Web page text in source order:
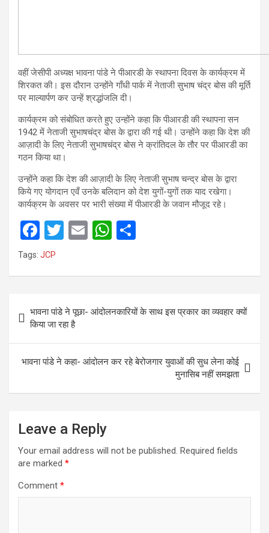
वहीं जेसीपी अध्यक्ष भावना पांडे ने पीआरडी के स्थापना दिवस के कार्यक्रम में
शिरकत की। इस दौरान उन्होंने गाँधी पार्क में नेताजी सुभाष चंद्र बोस की मूर्ति
पर माल्यार्पण कर उन्हें श्रद्धांजलि दी।
कार्यक्रम को संबोधित करते हुए उन्होंने कहा कि पीआरडी की स्थापना सन
1942 में नेताजी सुभाषचंद्र बोस के द्वारा की गई थी। उन्होंने कहा कि देश की
आज़ादी के लिए नेताजी सुभाषचंद्र बोस ने क्रांतिदल के तौर पर पीआरडी का
गठन किया था।
उन्होंने कहा कि देश की आज़ादी के लिए नेताजी सुभाष चन्द्र बोस के द्वारा
किये गए योगदान एवँ उनके बलिदान को देश युगों-युगों तक याद रखेगा।
कार्यक्रम के अवसर पर भारी संख्या में पीआरडी के जवान मौजूद रहे।
F
a
o
o
k
T
E
W
A
p
Tags: JCP
navigation
भावना पांडे ने पूछा- आंदोलनकारियों के साथ इस प्रकार का व्यवहार क्यों
किया जा रहा है
भावना पांडे ने कहा- आंदोलन कर रहे बेरोजगार युवाओं की सुध लेना कोई
मुनासिब नहीं समझता
Leave a Reply
Your email address will not be published. Required fields
are marked *
Comment *